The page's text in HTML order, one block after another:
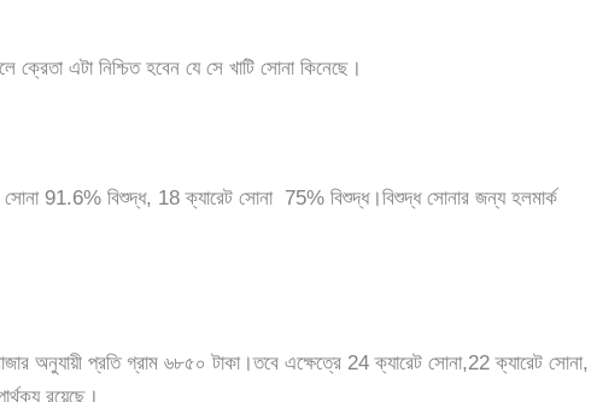
ক্রেতা এটা নিশ্চিত হবেন যে সে খাটি সোনা কিনেছে।
সোনা 91.6% বিশুদ্ধ, 18 ক্যারেট সোনা 75% বিশুদ্ধ।বিশুদ্ধ সোনার জন্য হলমার্ক
অনুযায়ী প্রতি গ্রাম ৬৮৫০ টাকা।তবে এক্ষেত্রে 24 ক্যারেট সোনা,22 ক্যারেট সোনা,
রয়েছে।